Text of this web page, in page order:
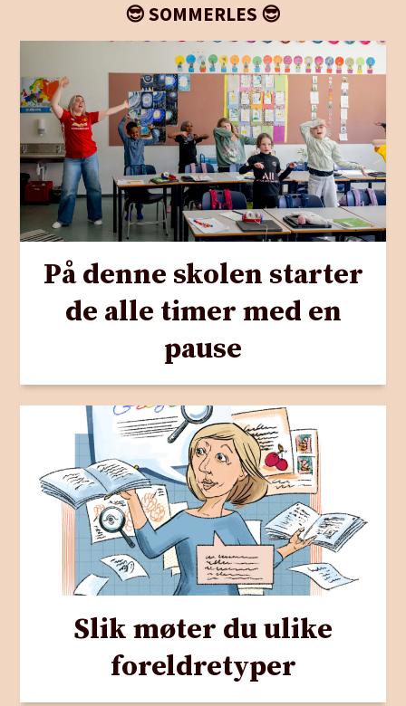
😎 SOMMERLES 😎
På denne skolen starter
de alle timer med en
pause
Slik møter du ulike
foreldretyper